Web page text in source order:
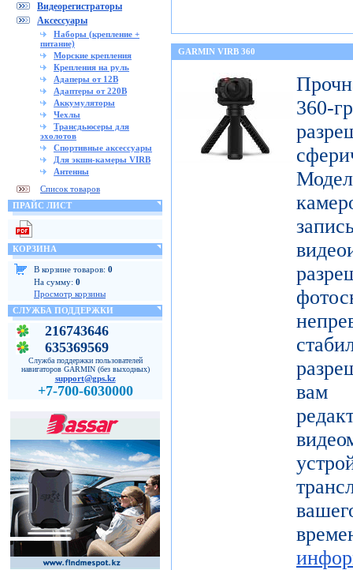
Видеорегистраторы
Аксессуары
Наборы (крепление +
питание)
Морские крепления
Крепления на руль
Адаперы от 12В
Адаптеры от 220В
Аккумуляторы
Чехлы
Трансдьюсеры для
эхолотов
Спортивные аксессуары
Для экшн-камеры VIRB
Антенны
Список товаров
ПРАЙС ЛИСТ
КОРЗИНА
В корзине товаров: 0
На сумму: 0
Просмотр корзины
СЛУЖБА ПОДДЕРЖКИ
216743646
635369569
Служба поддержки пользователей
навигаторов GARMIN (без выходных)
support@gps.kz
+7-700-6030000
GARMIN VIRB 360
вам